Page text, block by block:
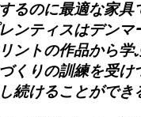
るのに最適な家具
ンティスはデンマ
ントの作品から学
くりの訓練を受け
続けることができ